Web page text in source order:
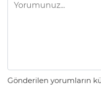
Gönderilen yorumların